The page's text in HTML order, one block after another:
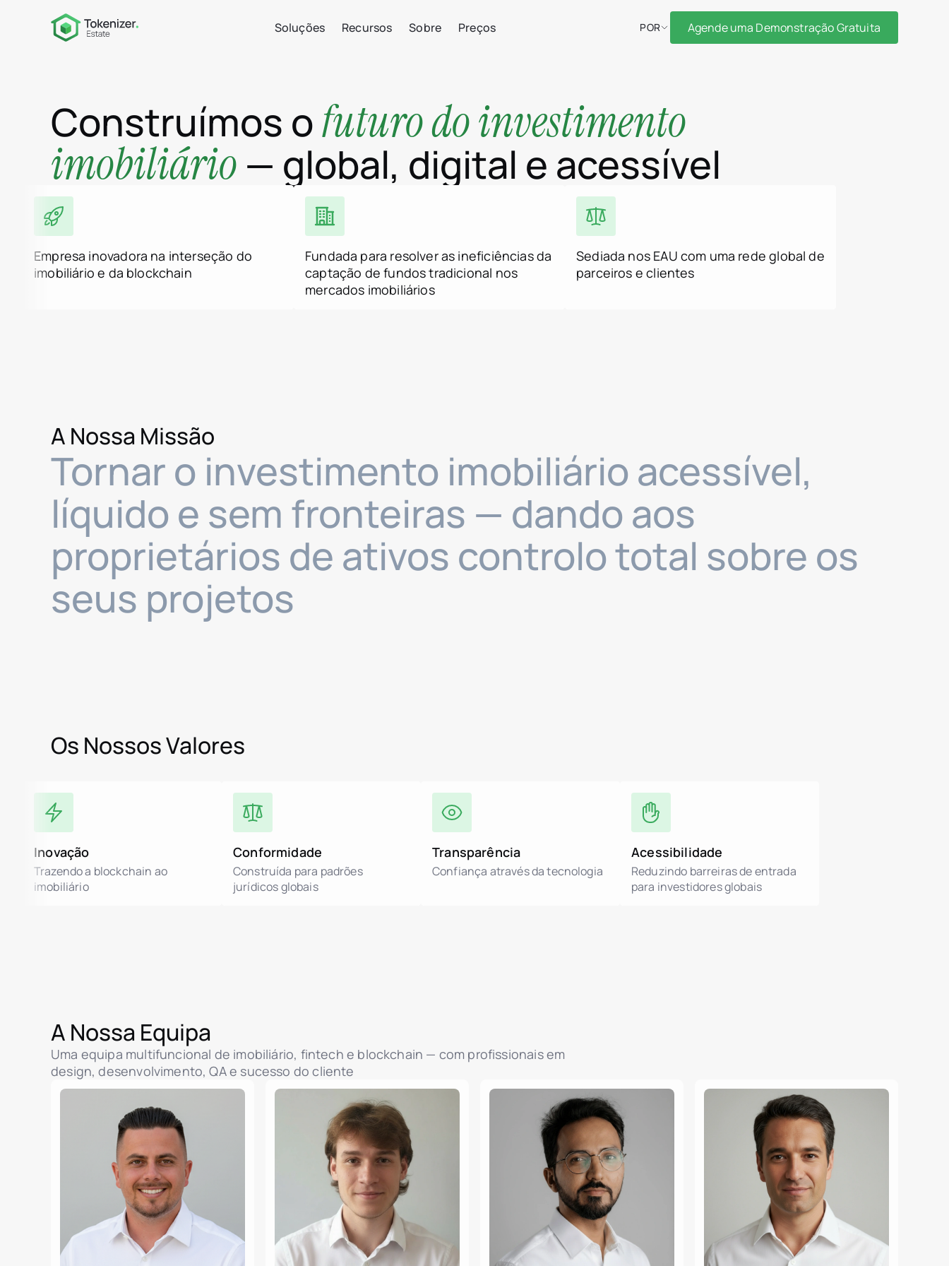
Soluções Recursos Sobre Preços POR Agende uma Demonstração Gratuita
Construímos ofuturo do investimento
imobiliário — global, digital e acessível
Empresa inovadora na interseção do
imobiliário e da blockchain
Fundada para resolver as ineficiências da
captação de fundos tradicional nos
mercados imobiliários
Sediada nos EAU com uma rede global de
parceiros e clientes
A Nossa Missão
Tornar o investimento imobiliário acessível,
líquido e sem fronteiras — dando aos
proprietários de ativos controlo total sobre os
seus projetos
Os Nossos Valores
Inovação
Trazendo a blockchain ao
imobiliário
Conformidade
Construída para padrões
jurídicos globais
Transparência
Confiança através da tecnologia
Acessibilidade
Reduzindo barreiras de entrada
para investidores globais
A Nossa Equipa
Uma equipa multifuncional de imobiliário, fintech e blockchain — com profissionais em
design, desenvolvimento, QA e sucesso do cliente
Promotores Imobiliários
header.subNavigation.solutions.debtTokens.title
header.subNavigation.solutions.agentsBrokers.title
Fundos de Investimento Imobiliário
header.subNavigation.solutions.nonRealEstateAssets.title
Empresas Imobiliárias
Instituições Financeiras
Indivíduos com Elevado Património Líquido
jurisdiction.countryNames.argentina
jurisdiction.countryNames.brazil
jurisdiction.countryNames.colombia